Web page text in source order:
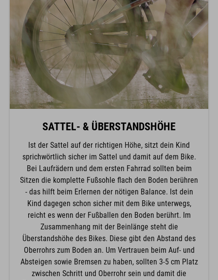
SATTEL- & ÜBERSTANDSHÖHE
Ist der Sattel auf der richtigen Höhe, sitzt dein Kind
sprichwörtlich sicher im Sattel und damit auf dem Bike.
Bei Laufrädern und dem ersten Fahrrad sollten beim
Sitzen die komplette Fußsohle flach den Boden berühren
- das hilft beim Erlernen der nötigen Balance. Ist dein
Kind dagegen schon sicher mit dem Bike unterwegs,
reicht es wenn der Fußballen den Boden berührt. Im
Zusammenhang mit der Beinlänge steht die
Überstandshöhe des Bikes. Diese gibt den Abstand des
Oberrohrs zum Boden an. Um Vertrauen beim Auf- und
Absteigen sowie Bremsen zu haben, sollten 3-5 cm Platz
zwischen Schritt und Oberrohr sein und damit die